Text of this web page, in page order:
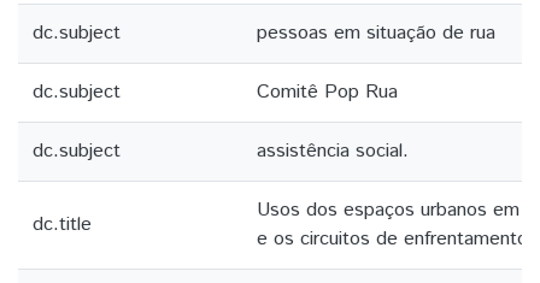
dc.subject pessoas em situação de rua
dc.subject Comitê Pop Rua
dc.subject assistência social.
dc.title
Usos dos espaços urbanos em
e os circuitos de enfrentamento